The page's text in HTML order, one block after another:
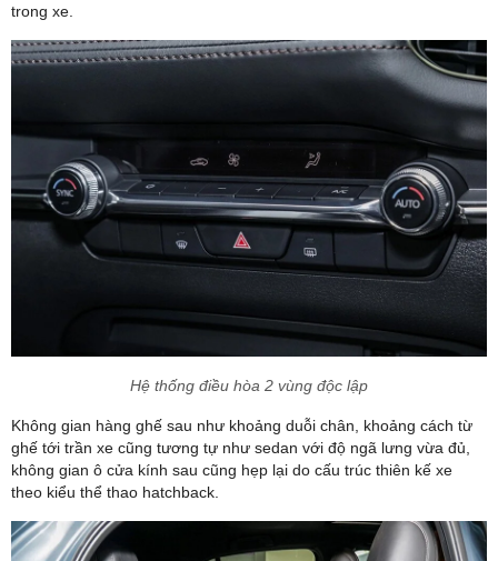
trong xe.
Hệ thống điều hòa 2 vùng độc lập
Không gian hàng ghế sau như khoảng duỗi chân, khoảng cách từ
ghế tới trần xe cũng tương tự như sedan với độ ngã lưng vừa đủ,
không gian ô cửa kính sau cũng hẹp lại do cấu trúc thiên kế xe
theo kiểu thể thao hatchback.